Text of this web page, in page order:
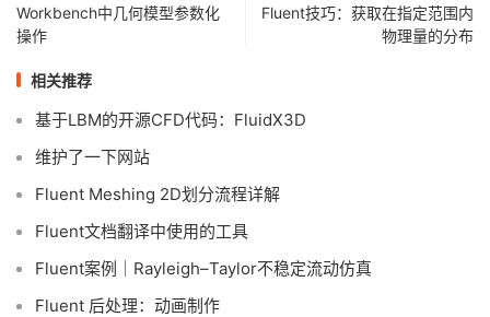
Workbench中几何模型参数化
操作
Fluent技巧：获取在指定范围内
物理量的分布
相关推荐
基于LBM的开源CFD代码：FluidX3D
维护了一下网站
Fluent Meshing 2D划分流程详解
Fluent文档翻译中使用的工具
Fluent案例｜Rayleigh–Taylor不稳定流动仿真
Fluent 后处理：动画制作